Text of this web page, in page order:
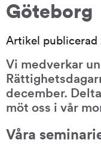
Göteborg
Artikel
Vi medverkar
december.
möt oss i vår
Våra